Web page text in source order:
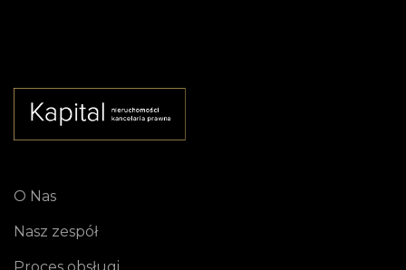
O Nas
Nasz zespół